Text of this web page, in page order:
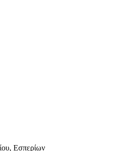
Εσπερίων